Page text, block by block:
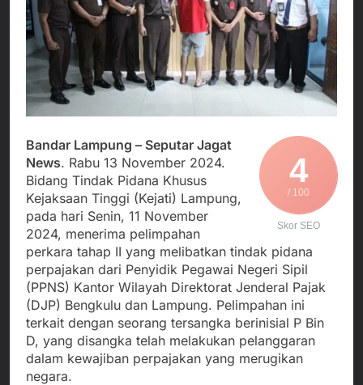
Posko Pusat Tg. Perak
Surabaya
melalui Komite Sekolah,
Disorot karena Dinilai
Bertentangan dengan
Edaran Disdik Jabar
Agustus 4, 2026
Ketua Umum FSP
Maritim Indonesia
Bantah Isu Mogok
Nasional TKBM: “Belum
Ada Keputusan Resmi”
Agustus 3, 2026
Menjalin Harmoni di
Tanah Sukaresmi: Kala
Gotong Royong
Menggerakkan Ekonomi
Desa
Perairan Giligenting
Ditemukan, Polisi
Pastikan Penanganan
Berjalan Sesuai
Prosedur
Agustus 3, 2026 4
/ 100
Skor SEO
Bandar Lampung – Seputar Jagat
News. Rabu 13 November 2024.
Bidang Tindak Pidana Khusus
Kejaksaan Tinggi (Kejati) Lampung,
pada hari Senin, 11 November
2024, menerima pelimpahan
perkara tahap II yang melibatkan tindak pidana
perpajakan dari Penyidik Pegawai Negeri Sipil
(PPNS) Kantor Wilayah Direktorat Jenderal Pajak
(DJP) Bengkulu dan Lampung. Pelimpahan ini
terkait dengan seorang tersangka berinisial P Bin
D, yang disangka telah melakukan pelanggaran
dalam kewajiban perpajakan yang merugikan
negara.